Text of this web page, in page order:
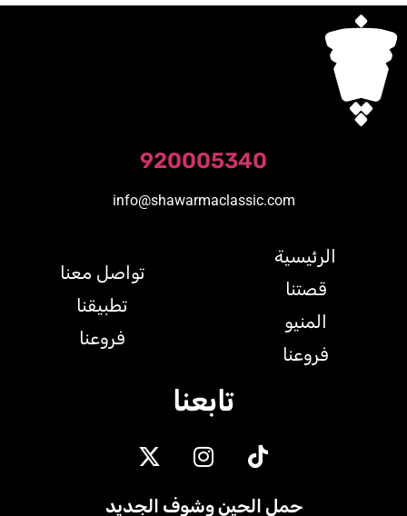
920005340
info@shawarmaclassic.com
الرئيسية
قصتنا
المنيو
فروعنا
تواصل معنا
تطبيقنا
فروعنا
تابعنا
حمل الحين وشوف الجديد